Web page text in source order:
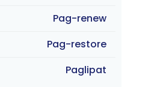
Pag-renew
Pag-restore
Paglipat